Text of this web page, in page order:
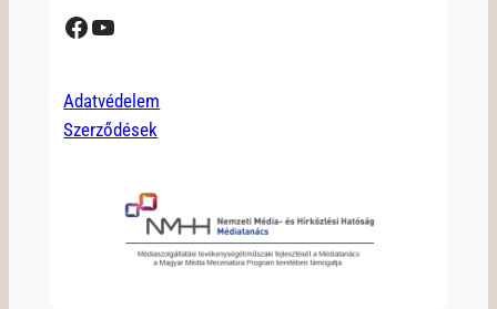
Facebook YouTube
Adatvédelem
Szerződések